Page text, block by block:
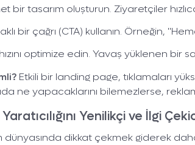
bir tasarım oluşturun. Ziyaretçiler
bir çağrı (CTA) kullanın. Örneğin,
optimize edin. Yavaş yüklenen bir
Etkili bir landing page, tıklamaları
ne yapacaklarını bilemezlerse,
Yenilikçi ve İlgi
dünyasında dikkat çekmek giderek